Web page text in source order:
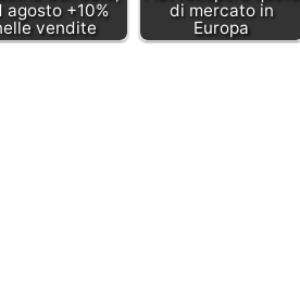
agosto +10%
vendite
di mercato in
Europa